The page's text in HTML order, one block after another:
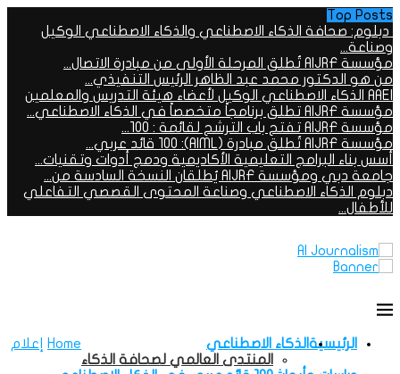
Top Posts
دبلوم: صحافة الذكاء الاصطناعي والذكاء الاصطناعي الوكيل
وصناعة...
مؤسسة AIJRF تُطلق المرحلة الأولى من مبادرة الاتصال...
من هو الدكتور محمد عبد الظاهر الرئيس التنفيذي...
AAEI الذكاء الاصطناعي الوكيل لأعضاء هيئة التدريس والمعلمين
مؤسسة AIJRF تطلق برنامجاً متخصصاً في الذكاء الاصطناعي...
مؤسسة AIJRF تفتح باب الترشح لقائمة : 100...
مؤسسة AIJRF تُطلق مبادرة (AIML): 100 قائد عربي...
أسس بناء البرامج التعليمية الأكاديمية ودمج أدوات وتقنيات...
جامعة دبي ومؤسسة AIJRF يُطلقان النسخة السادسة من...
دبلوم الذكاء الاصطناعي وصناعة المحتوى القصصي التفاعلي
للأطفال...
الرئيسيةالذكاء الاصطناعي
المنتدى العالمي لصحافة الذكاء
Home إعلام